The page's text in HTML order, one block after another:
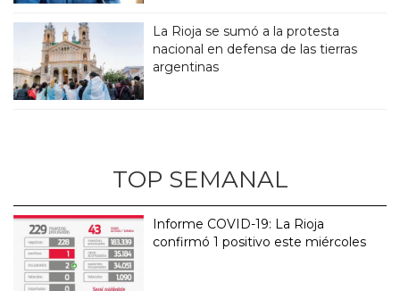
La Rioja se sumó a la protesta
nacional en defensa de las tierras
argentinas
TOP SEMANAL
Informe COVID-19: La Rioja
confirmó 1 positivo este miércoles